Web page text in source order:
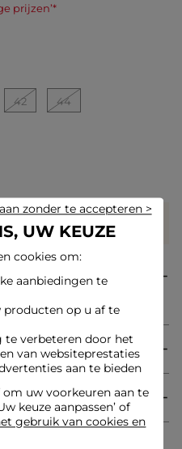
prijzen’*
42 44
product
bij de taille
CLODI.F
UW KEUZE
cookies om:
aanbiedingen te
producten op u af te
te verbeteren door het
van websiteprestaties
aan te bieden
uw voorkeuren aan te
keuze aanpassen’ of
gebruik van cookies en
zonder te accepteren >